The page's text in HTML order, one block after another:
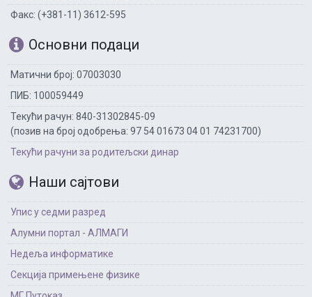
Факс: (+381-11) 3612-595
Основни подаци
Матични број: 07003030
ПИБ: 100059449
Текући рачун: 840-31302845-09
(позив на број одобрења: 97 54 01673 04 01 74231700)
Текући рачуни за родитељски динар
Наши сајтови
Упис у седми разред
Алумни портал - АЛМАГИ
Недеља информатике
Секција примењене физике